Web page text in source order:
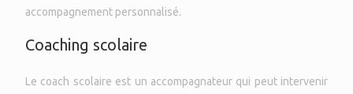
accompagnement personnalisé.
Coaching scolaire
Le coach scolaire est un accompagnateur qui peut intervenir